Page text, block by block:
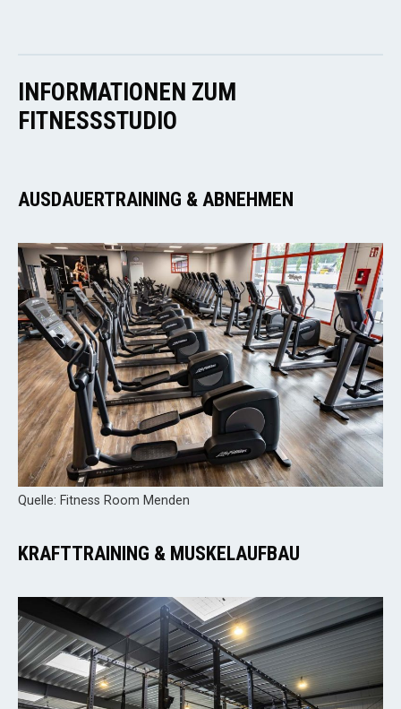
INFORMATIONEN ZUM
FITNESSSTUDIO
AUSDAUERTRAINING & ABNEHMEN
Quelle: Fitness Room Menden
KRAFTTRAINING & MUSKELAUFBAU